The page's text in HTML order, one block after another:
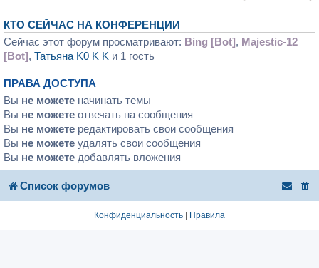
КТО СЕЙЧАС НА КОНФЕРЕНЦИИ
Сейчас этот форум просматривают: Bing [Bot], Majestic-12
[Bot], Татьяна K0 K K и 1 гость
ПРАВА ДОСТУПА
Вы не можете начинать темы
Вы не можете отвечать на сообщения
Вы не можете редактировать свои сообщения
Вы не можете удалять свои сообщения
Вы не можете добавлять вложения
Список форумов
Конфиденциальность Правила